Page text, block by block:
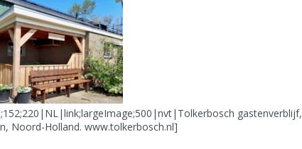
gastenverblijf,
Noord-Holland. www.tolkerbosch.nl]